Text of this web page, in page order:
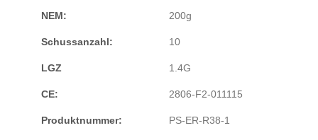
NEM: 200g
Schussanzahl: 10
LGZ 1.4G
CE: 2806-F2-011115
Produktnummer: PS-ER-R38-1